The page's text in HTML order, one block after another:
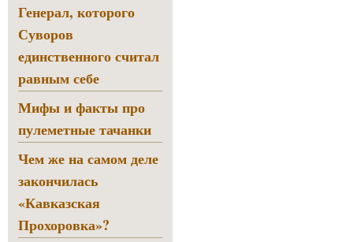
Генерал, которого
Суворов
единственного считал
равным себе
Мифы и факты про
пулеметные тачанки
Чем же на самом деле
закончилась
«Кавказская
Прохоровка»?